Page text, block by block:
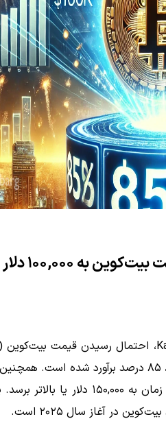
احتمال ۸۵ درصدی
احتمال می‌رود که قیمت بیت‌کوین تا آن زمان به ۱۵۰,۰۰۰